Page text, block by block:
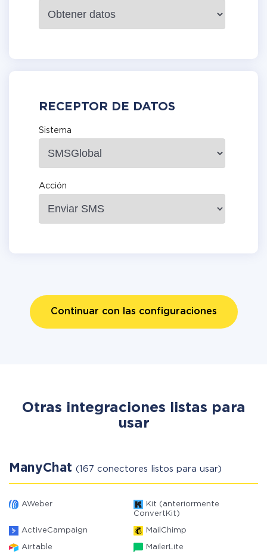
RECEPTOR DE DATOS
Sistema
Acción
Continuar con las configuraciones
Otras integraciones listas para
usar
ManyChat (167 conectores listos para usar)
AWeber
Kit (anteriormente
ConvertKit)
ActiveCampaign MailChimp
Airtable MailerLite